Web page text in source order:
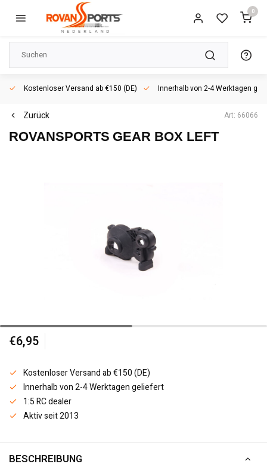
0
Kostenloser Versand ab €150 (DE) Innerhalb von 2-4 Werktagen
Zurück Art: 66066
ROVANSPORTS GEAR BOX LEFT
€6,95
Kostenloser Versand ab €150 (DE)
Innerhalb von 2-4 Werktagen geliefert
1:5 RC dealer
Aktiv seit 2013
BESCHREIBUNG